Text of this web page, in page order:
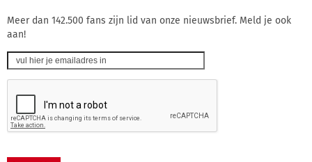
Meer dan 142.500 fans zijn lid van onze nieuwsbrief. Meld je ook
aan!